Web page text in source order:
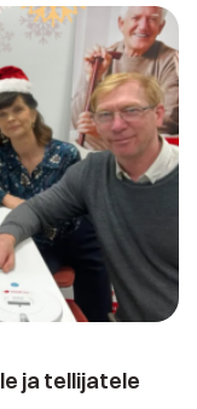
juba ise maast